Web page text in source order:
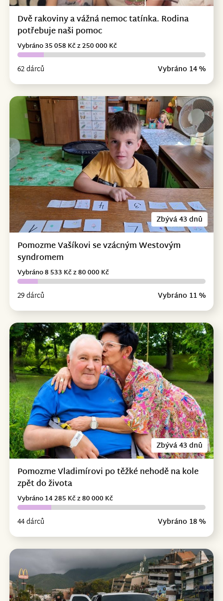
Dvě rakoviny a vážná nemoc tatínka. Rodina
potřebuje naši pomoc
62 dárců Vybráno 14 %
Vybráno 35 058 Kč z 250 000 Kč
Zbývá 43 dnů
Pomozme Vašíkovi se vzácným Westovým
syndromem
29 dárců Vybráno 11 %
Vybráno 8 533 Kč z 80 000 Kč
Zbývá 43 dnů
Pomozme Vladimírovi po těžké nehodě na kole
zpět do života
44 dárců Vybráno 18 %
Vybráno 14 285 Kč z 80 000 Kč